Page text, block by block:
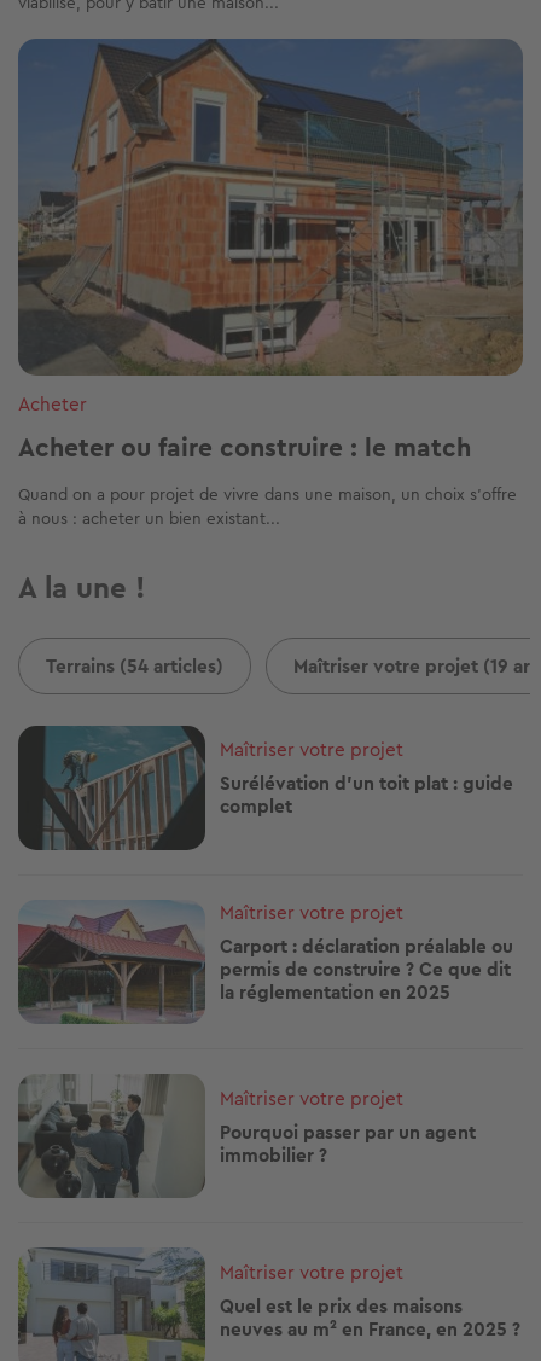
Image
Acheter
Acheter ou faire construire : le match
Quand on a pour projet de vivre dans une maison, un choix s’offre
à nous : acheter un bien existant...
A la une !
Terrains (54 articles) Maîtriser votre projet (19
Image
Maîtriser votre projet
Surélévation d’un toit plat : guide
complet
Image
Maîtriser votre projet
Carport : déclaration préalable ou
permis de construire ? Ce que dit
la réglementation en 2025
Image
Maîtriser votre projet
Pourquoi passer par un agent
immobilier ?
Image
Maîtriser votre projet
Quel est le prix des maisons
neuves au m² en France, en 2025 ?